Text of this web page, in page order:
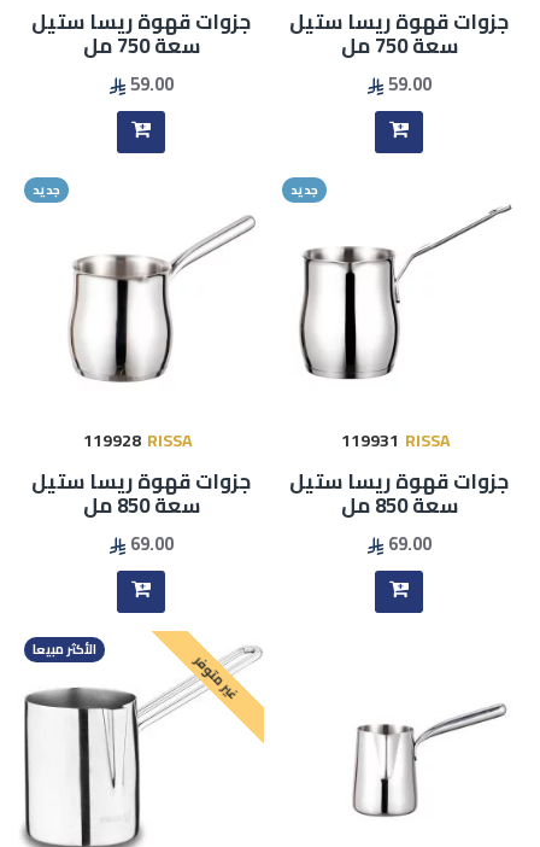
جزوات قهوة ريسا ستيل
سعة 750 مل
59.00
جزوات قهوة ريسا ستيل
سعة 750 مل
59.00
جديد
RISSA
119931
جزوات قهوة ريسا ستيل
سعة 850 مل
69.00
جديد
RISSA
119928
جزوات قهوة ريسا ستيل
سعة 850 مل
69.00
الأكثر مبيعا غير متوفر